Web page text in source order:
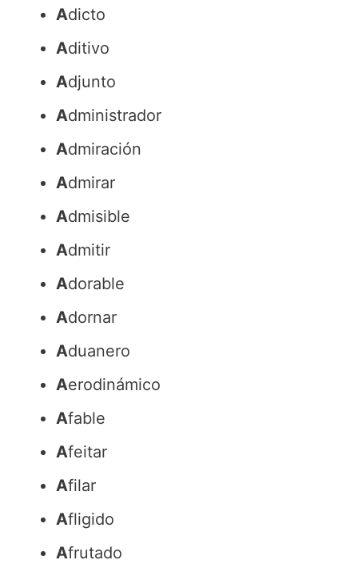
Adicto
Aditivo
Adjunto
Administrador
Admiración
Admirar
Admisible
Admitir
Adorable
Adornar
Aduanero
Aerodinámico
Afable
Afeitar
Afilar
Afligido
Afrutado